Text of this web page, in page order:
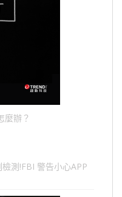
麼辦？
測!FBI 警告小心APP